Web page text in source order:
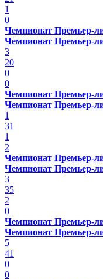
1
0
Чемпионат Премьер-
Чемпионат Премьер-
3
20
0
0
Чемпионат Премьер-
Чемпионат Премьер-
1
31
1
2
Чемпионат Премьер-
Чемпионат Премьер-
3
35
2
0
Чемпионат Премьер-
Чемпионат Премьер-
5
41
0
0